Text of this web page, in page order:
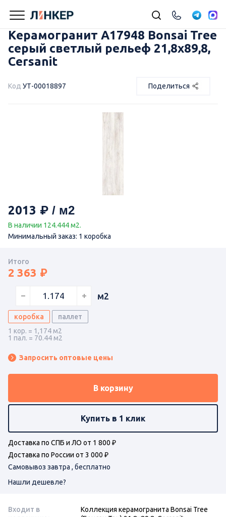
Керамогранит A17948 Bonsai Tree
серый светлый рельеф 21,8х89,8,
Cersanit
Код УТ-00018897 Поделиться
2013
В наличии 124.444 м2.
Минимальный заказ: 1 коробка
Итого
2 363
м2
коробка
паллет
1 кор. = 1,174 м2
1 пал. = 70.44 м2
Запросить оптовые цены
В корзину
Купить в 1 клик
Доставка по СПБ и ЛО от 1 800 ₽
Доставка по России от 3 000 ₽
Самовывоз завтра , бесплатно
Нашли дешевле?
Входит в
Коллекция керамогранита Bonsai Tree